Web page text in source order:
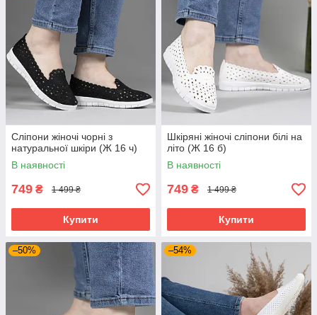
Сліпони жіночі чорні з
натуральної шкіри (Ж 16 ч)
В наявності
749 ₴ 1 499 ₴
Купити
Шкіряні жіночі сліпони білі на
літо (Ж 16 б)
В наявності
749 ₴ 1 499 ₴
Купити
–50% –54%